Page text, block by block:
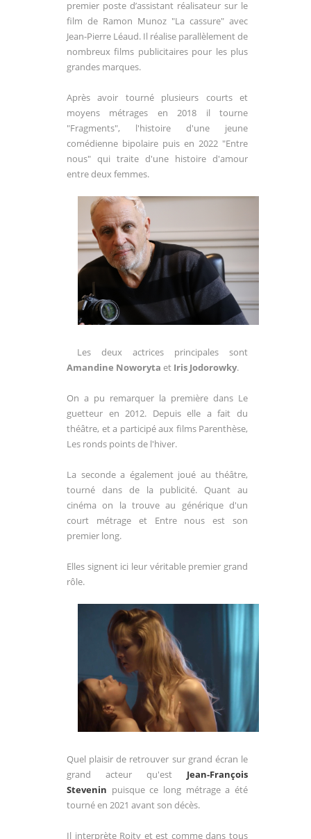
premier poste d’assistant réalisateur sur le
film de Ramon Munoz "La cassure" avec
Jean-Pierre Léaud. Il réalise parallèlement de
nombreux films publicitaires pour les plus
grandes marques.
Après avoir tourné plusieurs courts et
moyens métrages en 2018 il tourne
"Fragments", l'histoire d'une jeune
comédienne bipolaire puis en 2022 "Entre
nous" qui traite d'une histoire d'amour
entre deux femmes.
Les deux actrices principales sont
Amandine Noworyta et Iris Jodorowky.
On a pu remarquer la première dans Le
guetteur en 2012. Depuis elle a fait du
théâtre, et a participé aux films Parenthèse,
Les ronds points de l'hiver.
La seconde a également joué au théâtre,
tourné dans de la publicité. Quant au
cinéma on la trouve au générique d'un
court métrage et Entre nous est son
premier long.
Elles signent ici leur véritable premier grand
rôle.
Quel plaisir de retrouver sur grand écran le
grand acteur qu'est Jean-François
Stevenin puisque ce long métrage a été
tourné en 2021 avant son décès.
Il interprète Roity et est comme dans tous